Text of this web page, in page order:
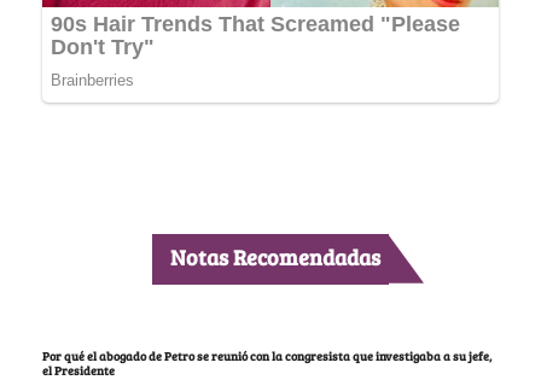
Notas Recomendadas
Por qué el abogado de Petro se reunió con la congresista que investigaba a su jefe,
el Presidente